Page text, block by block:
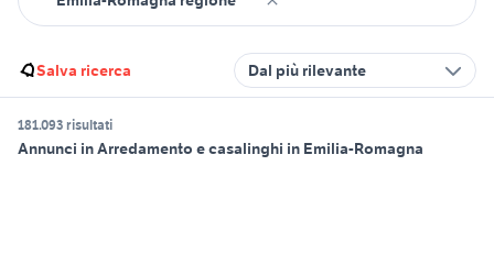
Salva ricerca Dal più rilevante
181.093 risultati
Annunci in Arredamento e casalinghi in Emilia-Romagna